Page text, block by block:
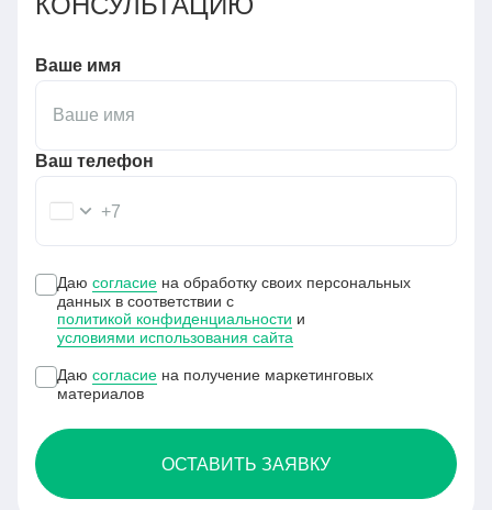
Ваше имя
Ваш телефон
+7
Даю согласие на обработку своих персональных
данных в соответствии с
политикой конфиденциальности и
условиями использования сайта
Даю согласие на получение маркетинговых
материалов
ОСТАВИТЬ ЗАЯВКУ